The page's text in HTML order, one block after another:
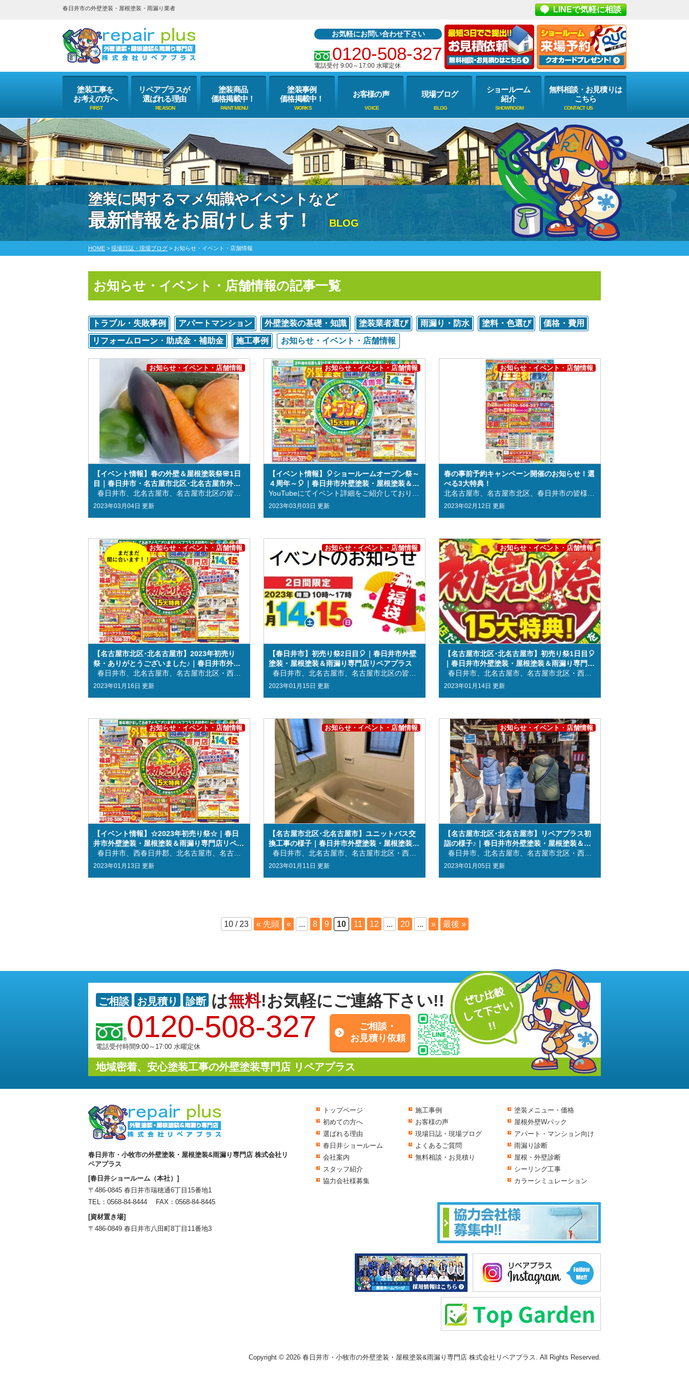
春日井市の外壁塗装・屋根塗装・雨漏り業者 LINEで気軽に相談
お気軽にお問い合わせ下さい
0120-508-327
電話受付 9:00～17:00 水曜定休
塗装工事を
お考えの方へ
リペアプラスが
選ばれる理由
塗装商品
価格掲載中！
塗装事例
価格掲載中！
お客様の声 現場ブログ
ショールーム
紹介
無料相談・お見積りは
こちら
塗装に関するマメ知識やイベントなど
最新情報をお届けします！ BLOG
HOME > 現場日誌・現場ブログ > お知らせ・イベント・店舗情報
お知らせ・イベント・店舗情報の記事一覧
トラブル・失敗事例 アパートマンション 外壁塗装の基礎・知識 塗装業者選び 雨漏り・防水 塗料・色選び
価格・費用
リフォームローン・助成金・補助金
施工事例 お知らせ・イベント・店舗情報
【イベント情報】春の外壁＆屋根塗装祭🌸1日
目｜春日井市・名古屋市北区･北名古屋市外壁
塗装・屋根塗装＆雨漏り専門店リペアプラス
2023年03月04日 更新
お知らせ・イベント・店舗情報
【イベント情報】🎈ショールームオープン祭～
４周年～🎈｜春日井市外壁塗装・屋根塗装＆雨
漏り専門店リペアプラス
2023年03月03日 更新
お知らせ・イベント・店舗情報
春の事前予約キャンペーン開催のお知らせ！選
べる3大特典！
2023年02月12日 更新
お知らせ・イベント・店舗情報
【名古屋市北区･北名古屋市】2023年初売り
祭・ありがとうございました♪｜春日井市外壁
塗装・屋根塗装＆雨漏り専門店リペアプラス
2023年01月16日 更新
お知らせ・イベント・店舗情報
【春日井市】初売り祭2日目🎈｜春日井市外壁
塗装・屋根塗装＆雨漏り専門店リペアプラス
2023年01月15日 更新
お知らせ・イベント・店舗情報
【名古屋市北区･北名古屋市】初売り祭1日目🎈
｜春日井市外壁塗装・屋根塗装＆雨漏り専門店
リペアプラス
2023年01月14日 更新
お知らせ・イベント・店舗情報
【イベント情報】☆2023年初売り祭☆｜春日
井市外壁塗装・屋根塗装＆雨漏り専門店リペア
プラス
2023年01月13日 更新
お知らせ・イベント・店舗情報
【名古屋市北区･北名古屋市】ユニットバス交
換工事の様子｜春日井市外壁塗装・屋根塗装＆
雨漏り専門店リペアプラス
2023年01月11日 更新
お知らせ・イベント・店舗情報
【名古屋市北区･北名古屋市】リペアプラス初
詣の様子♪｜春日井市外壁塗装・屋根塗装＆雨
漏り専門店リペアプラス
2023年01月05日 更新
お知らせ・イベント・店舗情報
10 / 23 « 先頭 « ... 8 9 10 11 12 ... 20 ... » 最後 »
ご相談 お見積り 診断 は無料!お気軽にご連絡下さい!!
0120-508-327
電話受付時間9:00～17:00 水曜定休
ご相談・
お見積り依頼
地域密着、安心塗装工事の外壁塗装専門店 リペアプラス
春日井市・小牧市の外壁塗装・屋根塗装&雨漏り専門店 株式会社リ
ペアプラス
[春日井ショールーム（本社）]
〒486-0845 春日井市瑞穂通6丁目15番地1
TEL： 0568-84-8444 FAX：0568-84-8445
[資材置き場]
〒486-0849 春日井市八田町8丁目11番地3
トップページ
初めての方へ
選ばれる理由
春日井ショールーム
会社案内
スタッフ紹介
協力会社様募集
施工事例
お客様の声
現場日誌・現場ブログ
よくあるご質問
無料相談・お見積り
塗装メニュー・価格
屋根外壁Wパック
アパート・マンション向け
雨漏り診断
屋根・外壁診断
シーリング工事
カラーシミュレーション
Copyright © 2026 春日井市・小牧市の外壁塗装・屋根塗装&雨漏り専門店 株式会社リペアプラス. All Rights Reserved.